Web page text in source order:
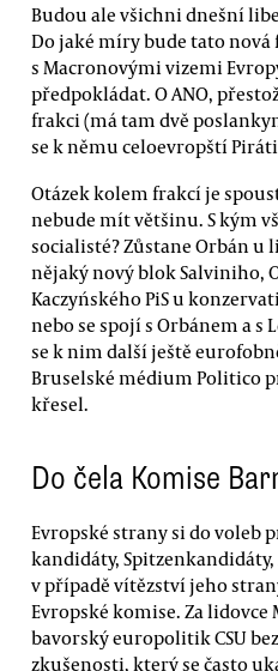
Budou ale všichni dnešní
Do jaké míry bude tato nová
s Macronovými vizemi
předpokládat. O ANO,
frakci (má tam dvě
se k němu celoevropští
Otázek kolem frakcí je
nebude mít většinu. S kým
socialisté? Zůstane Orbán u
nějaký nový blok Salviniho,
Kaczyńského PiS u
nebo se spojí s Orbánem a s
se k nim další ještě
Bruselské médium Politico
křesel.
Do čela Komise
Evropské strany si do voleb
kandidáty, Spitzenkandidáty,
v případě vítězství jeho
Evropské komise. Za lidovce
bavorský europolitik CSU
zkušenosti, který se často